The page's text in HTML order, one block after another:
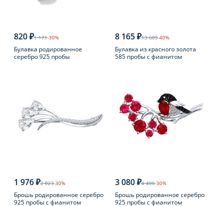
820 ₽1 171-30%
Булавка родированное
серебро 925 пробы
8 165 ₽13 609-40%
Булавка из красного золота
585 пробы с фианитом
1 976 ₽2 823-30%
Брошь родированное серебро
925 пробы с фианитом
3 080 ₽4 400-30%
Брошь родированное серебро
925 пробы с фианитом